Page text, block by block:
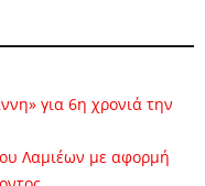
για 6η χρονιά την
Λαμιέων με αφορμή